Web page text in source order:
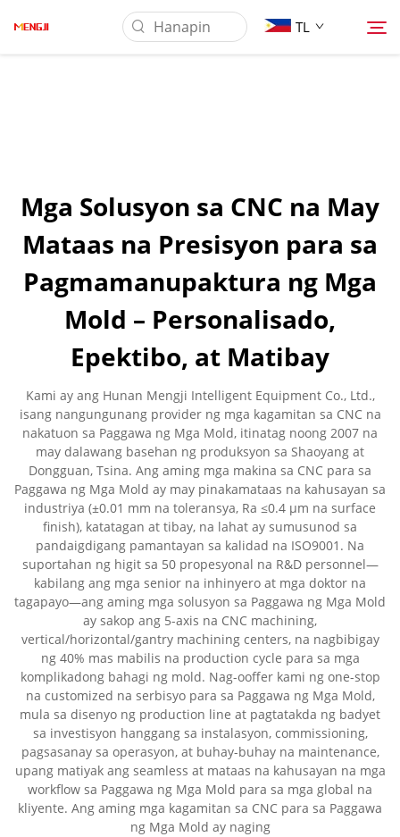
TL
Pag-aaplay
Ilagay
Makipag-ugnayan sa Amin
Mga Solusyon sa CNC na May
Mataas na Presisyon para sa
Pagmamanupaktura ng Mga
Mold – Personalisado,
Epektibo, at Matibay
Kami ay ang Hunan Mengji Intelligent Equipment Co., Ltd.,
isang nangungunang provider ng mga kagamitan sa CNC na
nakatuon sa Paggawa ng Mga Mold, itinatag noong 2007 na
may dalawang basehan ng produksyon sa Shaoyang at
Dongguan, Tsina. Ang aming mga makina sa CNC para sa
Paggawa ng Mga Mold ay may pinakamataas na kahusayan sa
industriya (±0.01 mm na toleransya, Ra ≤0.4 µm na surface
finish), katatagan at tibay, na lahat ay sumusunod sa
pandaigdigang pamantayan sa kalidad na ISO9001. Na
suportahan ng higit sa 50 propesyonal na R&D personnel—
kabilang ang mga senior na inhinyero at mga doktor na
tagapayo—ang aming mga solusyon sa Paggawa ng Mga Mold
ay sakop ang 5-axis na CNC machining,
vertical/horizontal/gantry machining centers, na nagbibigay
ng 40% mas mabilis na production cycle para sa mga
komplikadong bahagi ng mold. Nag-ooffer kami ng one-stop
na customized na serbisyo para sa Paggawa ng Mga Mold,
mula sa disenyo ng production line at pagtatakda ng badyet
sa investisyon hanggang sa instalasyon, commissioning,
pagsasanay sa operasyon, at buhay-buhay na maintenance,
upang matiyak ang seamless at mataas na kahusayan na mga
workflow sa Paggawa ng Mga Mold para sa mga global na
kliyente. Ang aming mga kagamitan sa CNC para sa Paggawa
ng Mga Mold ay naging